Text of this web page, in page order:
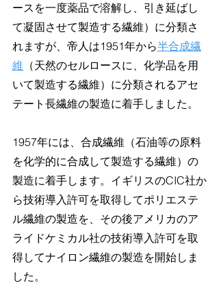
ースを一度薬品で溶解し、引き延ばし
て凝固させて製造する繊維）に分類さ
れますが、帝人は1951年から半合成繊
維 （天然のセルロースに、化学品を用
いて製造する繊維）に分類されるアセ
テート長繊維の製造に着手しました。
1957年には、合成繊維（石油等の原料
を化学的に合成して製造する繊維）の
製造に着手します。イギリスのCIC社か
ら技術導入許可を取得してポリエステ
ル繊維の製造を、その後アメリカのア
ライドケミカル社の技術導入許可を取
得してナイロン繊維の製造を開始しま
した。